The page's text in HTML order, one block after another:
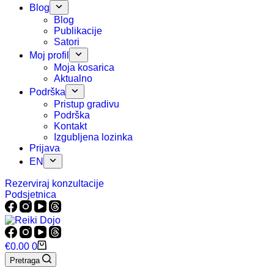
Blog
Blog
Publikacije
Satori
Moj profil
Moja kosarica
Aktualno
Podrška
Pristup gradivu
Podrška
Kontakt
Izgubljena lozinka
Prijava
EN
Rezerviraj konzultacije
Podsjetnica
Košarica
€0.00 0
Pretraga